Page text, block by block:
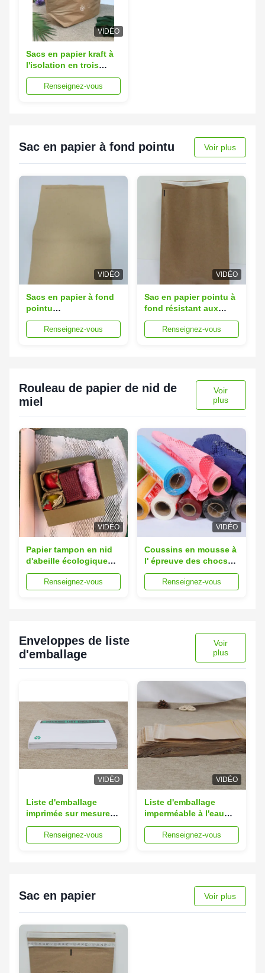
VIDÉO
Sacs en papier kraft à
l'isolation en trois
dimensions
Renseignez-vous
Sac en papier à fond pointu Voir plus
VIDÉO
Sacs en papier à fond
pointu
personnalisables
10x15 cm Logo de
Renseignez-vous
VIDÉO
Sac en papier pointu à
fond résistant aux
déchirures 25x35cm
Renseignez-vous
Rouleau de papier de nid de
miel
Voir
plus
VIDÉO
Papier tampon en nid
d'abeille écologique
recyclé 2 cm largeur 50
cm longueur
Renseignez-vous
VIDÉO
Coussins en mousse à
l' épreuve des chocs
de papier de nid de
miel de couleur 5 cm d'
Renseignez-vous
Enveloppes de liste
d'emballage
Voir
plus
VIDÉO
Liste d'emballage
imprimée sur mesure
Enveloppes Logistique
Emballage Sac à dos
Renseignez-vous
VIDÉO
Liste d'emballage
imperméable à l'eau
Enveloppes 15x20 cm
Sacs en papier collé
Renseignez-vous
Sac en papier Voir plus